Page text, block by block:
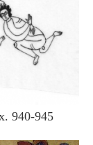
940-945